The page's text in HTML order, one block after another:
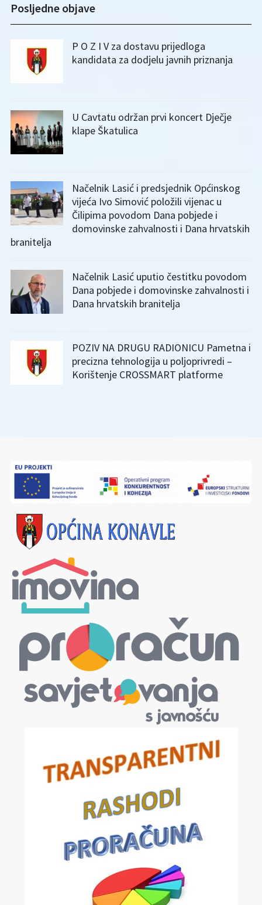
Posljedne objave
P O Z I V za dostavu prijedloga
kandidata za dodjelu javnih priznanja
U Cavtatu održan prvi koncert Dječje
klape Škatulica
Načelnik Lasić i predsjednik Općinskog
vijeća Ivo Simović položili vijenac u
Čilipima povodom Dana pobjede i
domovinske zahvalnosti i Dana hrvatskih
branitelja
Načelnik Lasić uputio čestitku povodom
Dana pobjede i domovinske zahvalnosti i
Dana hrvatskih branitelja
POZIV NA DRUGU RADIONICU Pametna i
precizna tehnologija u poljoprivredi –
Korištenje CROSSMART platforme